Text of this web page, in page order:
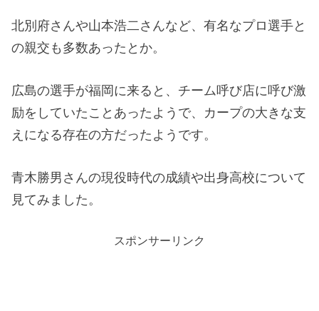
北別府さんや山本浩二さんなど、有名なプロ選手と
の親交も多数あったとか。
広島の選手が福岡に来ると、チーム呼び店に呼び激
励をしていたことあったようで、カープの大きな支
えになる存在の方だったようです。
青木勝男さんの現役時代の成績や出身高校について
見てみました。
スポンサーリンク